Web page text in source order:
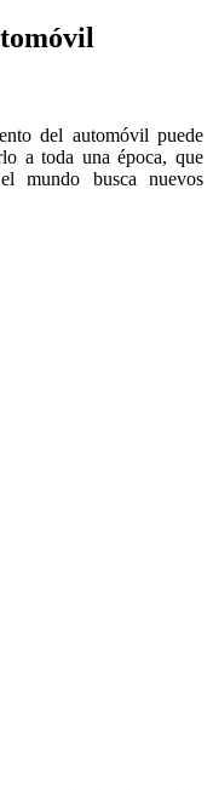
del automóvil puede
a toda una época, que
mundo busca nuevos